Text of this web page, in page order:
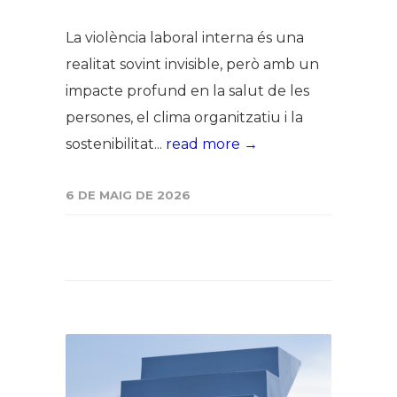
La violència laboral interna és una
realitat sovint invisible, però amb un
impacte profund en la salut de les
persones, el clima organitzatiu i la
sostenibilitat... read more →
6 DE MAIG DE 2026